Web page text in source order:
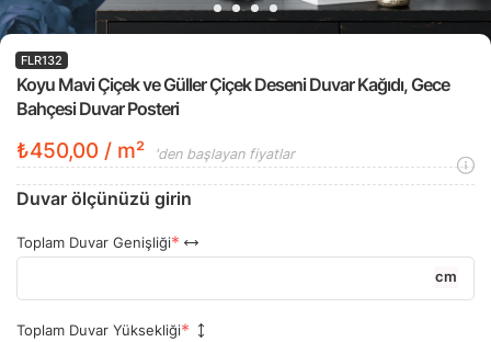
Koyu Mavi Çiçek ve Güller Çiçek Deseni Duvar Kağıdı, Gece
Bahçesi Duvar Posteri
FLR132
₺450,00 / m² 'den başlayan fiyatlar
Duvar ölçünüzü girin
Toplam Duvar Genişliği
cm
Toplam Duvar Yüksekliği